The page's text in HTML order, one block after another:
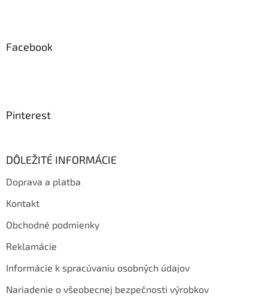
Facebook
Pinterest
DÔLEŽITÉ INFORMÁCIE
Doprava a platba
Kontakt
Obchodné podmienky
Reklamácie
Informácie k spracúvaniu osobných údajov
Nariadenie o všeobecnej bezpečnosti výrobkov